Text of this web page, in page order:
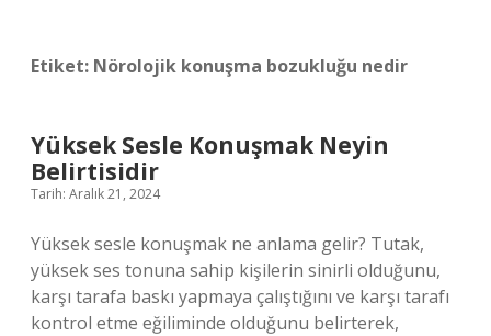
Etiket: Nörolojik konuşma bozukluğu nedir
Yüksek Sesle Konuşmak Neyin
Belirtisidir
Tarih: Aralık 21, 2024
Yüksek sesle konuşmak ne anlama gelir? Tutak,
yüksek ses tonuna sahip kişilerin sinirli olduğunu,
karşı tarafa baskı yapmaya çalıştığını ve karşı tarafı
kontrol etme eğiliminde olduğunu belirterek,